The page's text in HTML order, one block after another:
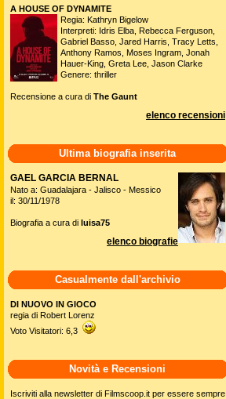
A HOUSE OF DYNAMITE
Regia: Kathryn Bigelow
Interpreti: Idris Elba, Rebecca Ferguson,
Gabriel Basso, Jared Harris, Tracy Letts,
Anthony Ramos, Moses Ingram, Jonah
Hauer-King, Greta Lee, Jason Clarke
Genere: thriller
Recensione a cura di The Gaunt
elenco recensioni
Ultima biografia inserita
GAEL GARCIA BERNAL
Nato a: Guadalajara - Jalisco - Messico
il: 30/11/1978
Biografia a cura di luisa75
elenco biografie
Casualmente dall'archivio
DI NUOVO IN GIOCO
regia di Robert Lorenz
Voto Visitatori: 6,3
Novità e Recensioni
Iscriviti alla newsletter di Filmscoop.it per essere sempre